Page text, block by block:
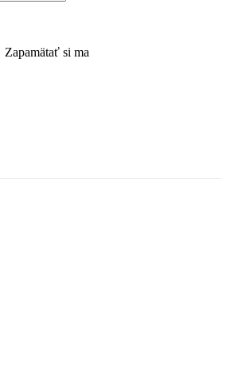
Zapamätať si ma